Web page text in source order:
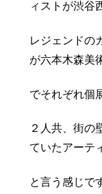
採用情報
ィストが渋谷
レジェンドの
が六本木森美
でそれぞれ個
２人共、街の
ていたアーテ
と言う感じで